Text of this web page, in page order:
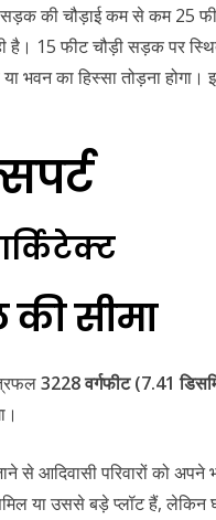
की चौड़ाई कम से कम 25
है। 15 फीट चौड़ी सड़क पर
भवन का हिस्सा तोड़ना
की सीमा
3228 वर्गफीट (7.41
से आदिवासी परिवारों को
या उससे बड़े प्लॉट हैं, लेकिन